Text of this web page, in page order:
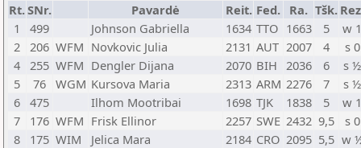
Rt.SNr. Pavardė Reit. Fed. Ra. Tšk.
1
499 Johnson Gabriella 1634 TTO 1663 5
w
2
206 WFM Novkovic Julia 2131 AUT 2007 4
s 0
4
255 WFM Dengler Dijana 2070 BIH 2036 6
s ½
5
76 WGM Kursova Maria 2313 ARM 2276 7
s ½
6
475 Ilhom Mootribai 1698 TJK 1838 5
w
7
176 WFM Frisk Ellinor 2257 SWE 2432 9,5
s 0
8
175 WIM Jelica Mara 2184 CRO 2095 5,5 w